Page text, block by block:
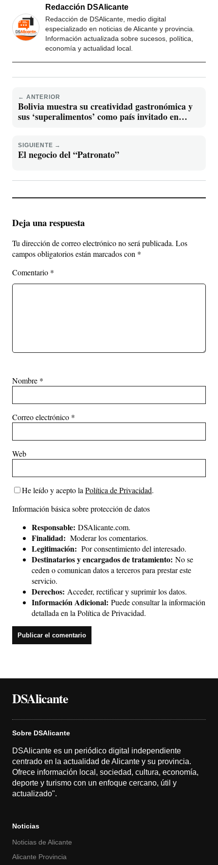
Redacción DSAlicante
Redacción de DSAlicante, medio digital
especializado en noticias de Alicante y provincia.
Información actualizada sobre sucesos, política,
economía y actualidad local.
← ANTERIOR
Bolivia muestra su creatividad gastronómica y
sus ‘superalimentos’ como país invitado en
SIGUIENTE →
El negocio del “Patronato”
Deja una respuesta
Tu dirección de correo electrónico no será publicada. Los
campos obligatorios están marcados con *
Comentario *
Nombre *
Correo electrónico *
Web
He leído y acepto laPolítica de Privacidad.
Información básica sobre protección de datos
Responsable: DSAlicante.com.
Finalidad: Moderar los comentarios.
Legitimación: Por consentimiento del interesado.
Destinatarios y encargados de tratamiento: No se
ceden o comunican datos a terceros para prestar este
servicio.
Derechos: Acceder, rectificar y suprimir los datos.
Información Adicional: Puede consultar la información
detallada en laPolítica de Privacidad.
DSAlicante
Sobre DSAlicante
DSAlicante es un periódico digital independiente
centrado en la actualidad de Alicante y su provincia.
Ofrece información local, sociedad, cultura, economía,
deporte y turismo con un enfoque cercano, útil y
actualizado".
Noticias
Noticias de Alicante
Alicante Provincia